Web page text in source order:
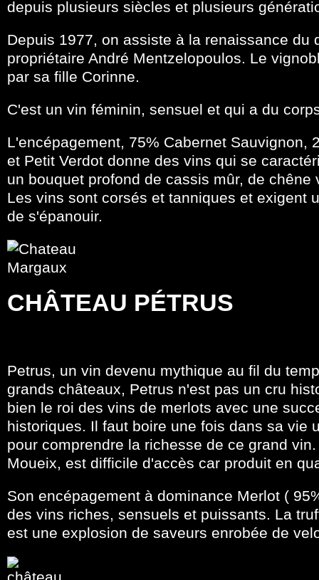
depuis plusieurs siècles et plusieurs
Depuis 1977, on assiste à la renaissance du
propriétaire André Mentzelopoulos. Le
par sa fille Corinne.
C'est un vin féminin, sensuel et qui a du
L'encépagement, 75% Cabernet Sauvignon,
et Petit Verdot donne des vins qui se
un bouquet profond de cassis mûr, de
Les vins sont corsés et tanniques et exigent
de s'épanouir.
CHÂTEAU PÉTRUS
Petrus, un vin devenu mythique au fil du
grands châteaux, Petrus n'est pas un cru
bien le roi des vins de merlots avec une
historiques. Il faut boire une fois dans sa vie
pour comprendre la richesse de ce grand
Moueix, est difficile d'accès car produit en
Son encépagement à dominance Merlot (
des vins riches, sensuels et puissants. La
est une explosion de saveurs enrobée de